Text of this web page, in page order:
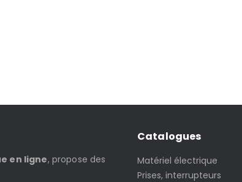
en ligne, propose des
Catalogues
Matériel électrique
Prises, interrupteurs